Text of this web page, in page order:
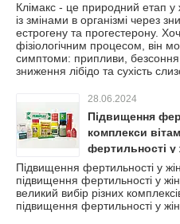
Клімакс - це природний етап у
із змінами в організмі через
естрогену та прогестерону.
фізіологічним процесом, він
симптоми: припливи,
зниження лібідо та сухість
28.06.2024
Підвищення
комплекси
фертильності у
Підвищення фертильності у
підвищення фертильності у
великий вибір різних
підвищення фертильності у